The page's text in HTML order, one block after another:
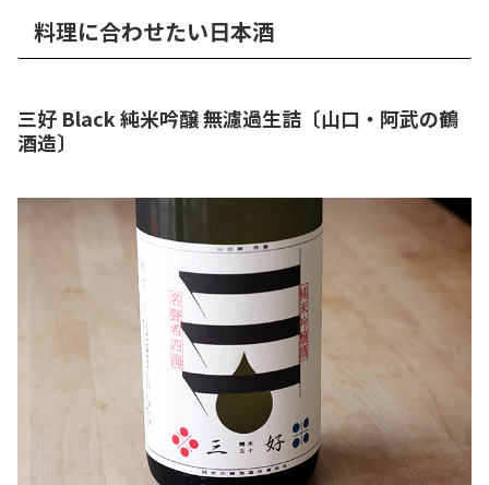
料理に合わせたい日本酒
三好 Black 純米吟醸 無濾過生詰〔山口・阿武の鶴
酒造〕